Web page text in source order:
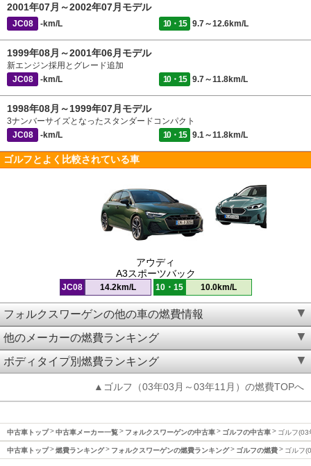
2001年07月～2002年07月モデル
JC08 -km/L 10・15 9.7～12.6km/L
1999年08月～2001年06月モデル
新エンジン採用とグレード追加
JC08
-km/L 10・15 9.7～11.8km/L
1998年08月～1999年07月モデル
3ナンバーサイズとなったスタンダードコンパクト
JC08
-km/L 10・15 9.1～11.8km/L
ゴルフとよく比較されている車
アウディ
A3スポーツバック
JC08 14.2km/L 10・15 10.0km/L
フォルクスワーゲンの他の車の燃費情報
他のメーカーの燃費ランキング
ボディタイプ別燃費ランキング
▲ゴルフ（03年03月～03年11月）の燃費TOPへ
中古車トップ 中古車メーカー一覧 フォルクスワーゲンの中古車 ゴルフの中古車 ゴルフ
中古車トップ 燃費ランキング フォルクスワーゲンの燃費ランキング ゴルフの燃費 ゴルフ